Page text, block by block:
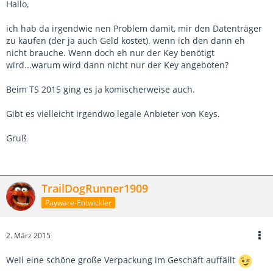
Hallo,
ich hab da irgendwie nen Problem damit, mir den Datenträger
zu kaufen (der ja auch Geld kostet). wenn ich den dann eh
nicht brauche. Wenn doch eh nur der Key benötigt
wird...warum wird dann nicht nur der Key angeboten?
Beim TS 2015 ging es ja komischerweise auch.
Gibt es vielleicht irgendwo legale Anbieter von Keys.
Gruß
TrailDogRunner1909
Payware-Entwickler
2. März 2015
Weil eine schöne große Verpackung im Geschäft auffällt